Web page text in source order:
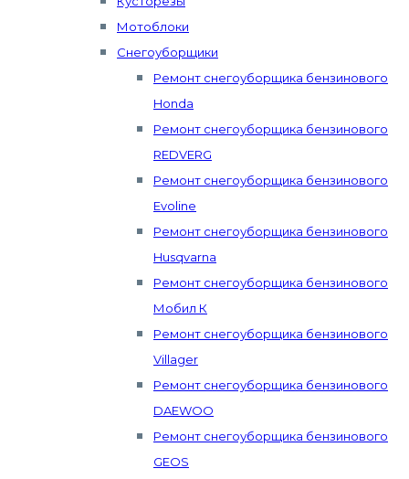
Мотоблоки
Снегоуборщики
Ремонт снегоуборщика бензинового
Honda
Ремонт снегоуборщика бензинового
REDVERG
Ремонт снегоуборщика бензинового
Evoline
Ремонт снегоуборщика бензинового
Husqvarna
Ремонт снегоуборщика бензинового
Мобил К
Ремонт снегоуборщика бензинового
Villager
Ремонт снегоуборщика бензинового
DAEWOO
Ремонт снегоуборщика бензинового
GEOS